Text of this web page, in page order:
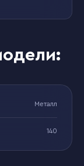
Металл
140